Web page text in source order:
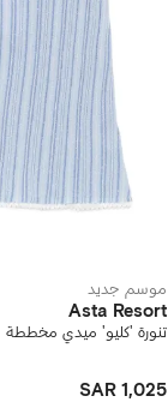
موسم جديد
Asta Resort
تنورة 'كليو' ميدي مخططة
SAR 1,025